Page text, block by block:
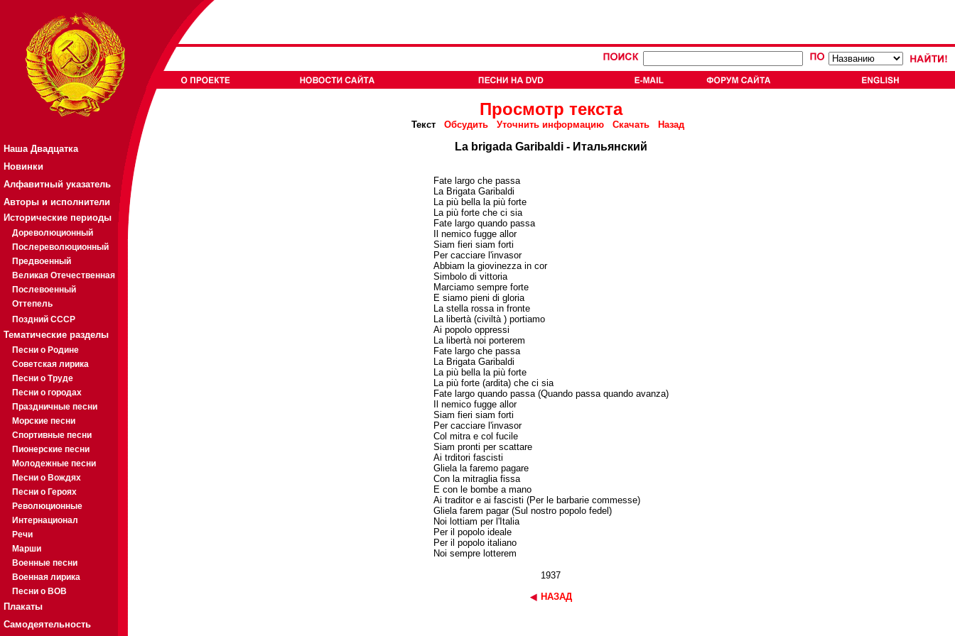
Наша Двадцатка
Новинки
Алфавитный указатель
Авторы и исполнители
Исторические периоды
Дореволюционный
Послереволюционный
Предвоенный
Великая Отечественная
Послевоенный
Оттепель
Поздний СССР
Тематические разделы
Песни о Родине
Советская лирика
Песни о Труде
Песни о городах
Праздничные песни
Морские песни
Спортивные песни
Пионерские песни
Молодежные песни
Песни о Вождях
Песни о Героях
Революционные
Интернационал
Речи
Марши
Военные песни
Военная лирика
Песни о ВОВ
Плакаты
Самодеятельность
Просмотр текста
Текст Обсудить Уточнить информацию Скачать Назад
La brigada Garibaldi - Итальянский
Fate largo che passa
La Brigata Garibaldi
La più bella la più forte
La più forte che ci sia
Fate largo quando passa
Il nemico fugge allor
Siam fieri siam forti
Per cacciare l'invasor
Abbiam la giovinezza in cor
Simbolo di vittoria
Marciamo sempre forte
E siamo pieni di gloria
La stella rossa in fronte
La libertà (civiltà ) portiamo
Ai popolo oppressi
La libertà noi porterem
Fate largo che passa
La Brigata Garibaldi
La più bella la più forte
La più forte (ardita) che ci sia
Fate largo quando passa (Quando passa quando avanza)
Il nemico fugge allor
Siam fieri siam forti
Per cacciare l'invasor
Col mitra e col fucile
Siam pronti per scattare
Ai trditori fascisti
Gliela la faremo pagare
Con la mitraglia fissa
E con le bombe a mano
Ai traditor e ai fascisti (Per le barbarie commesse)
Gliela farem pagar (Sul nostro popolo fedel)
Noi lottiam per l'Italia
Per il popolo ideale
Per il popolo italiano
Noi sempre lotterem
1937
НАЗАД